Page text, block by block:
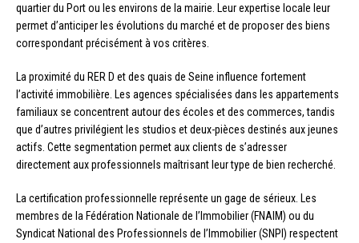
quartier du Port ou les environs de la mairie. Leur expertise locale leur
permet d’anticiper les évolutions du marché et de proposer des biens
correspondant précisément à vos critères.
La proximité du RER D et des quais de Seine influence fortement
l’activité immobilière. Les agences spécialisées dans les appartements
familiaux se concentrent autour des écoles et des commerces, tandis
que d’autres privilégient les studios et deux-pièces destinés aux jeunes
actifs. Cette segmentation permet aux clients de s’adresser
directement aux professionnels maîtrisant leur type de bien recherché.
La certification professionnelle représente un gage de sérieux. Les
membres de la Fédération Nationale de l’Immobilier (FNAIM) ou du
Syndicat National des Professionnels de l’Immobilier (SNPI) respectent